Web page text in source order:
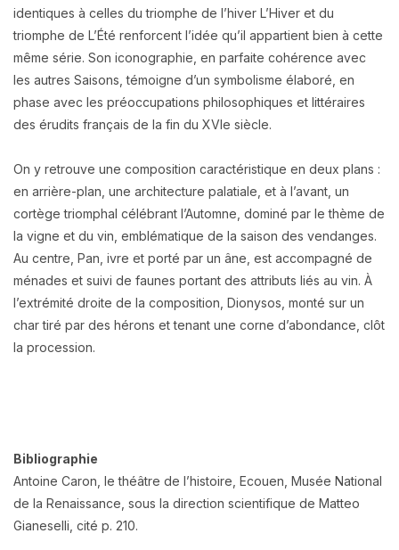
identiques à celles du triomphe de l’hiver L’Hiver et du
triomphe de L’Été renforcent l’idée qu’il appartient bien à cette
même série. Son iconographie, en parfaite cohérence avec
les autres Saisons, témoigne d’un symbolisme élaboré, en
phase avec les préoccupations philosophiques et littéraires
des érudits français de la fin du XVIe siècle.
On y retrouve une composition caractéristique en deux plans :
en arrière-plan, une architecture palatiale, et à l’avant, un
cortège triomphal célébrant l’Automne, dominé par le thème de
la vigne et du vin, emblématique de la saison des vendanges.
Au centre, Pan, ivre et porté par un âne, est accompagné de
ménades et suivi de faunes portant des attributs liés au vin. À
l’extrémité droite de la composition, Dionysos, monté sur un
char tiré par des hérons et tenant une corne d’abondance, clôt
la procession.
Bibliographie
Antoine Caron, le théâtre de l’histoire, Ecouen, Musée National
de la Renaissance, sous la direction scientifique de Matteo
Gianeselli, cité p. 210.